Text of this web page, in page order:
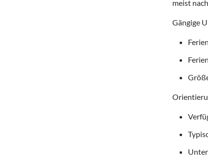
meist
Gängige